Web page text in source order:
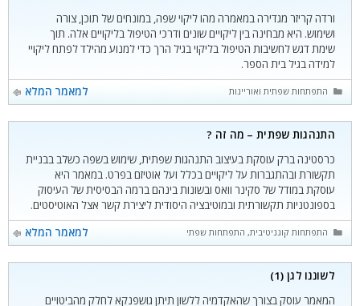
ורדה קריזר מגדירה במאמרה מהו ליקוי שפה, במונחים של תוכן, צורה
ושימוש. היא מבחינה בין ליקויים שונים ודרכי הטיפול בליקויים אלה. תוך
שימת דגש לחשיבות הטיפול בליקוי בגיל הרך כדי למנוע מהילד לפתח ליקויי
למידה בגיל בית הספר.
למאמר המלא
קטגוריות
התפתחות שפתית ואוריינות
התנהגות שפתית – מה זה ?
כרסטינה ברק עוסקת בעיצוב התנהגות שפתית, שימוש בשפה כשלב בבניית
תקשורת ובהתגברות על ליקויים בכלל ועל אוטיזם בפרט. במאמר היא
עוסקת במודל של סקינר וואס ובשונות בינהם ברמה הבסיסית של העיסוק
בספונטניות תקשורתית ובמוטיבציה היסודית ליצירת קשר אצל האוטיסטים.
למאמר המלא
קטגוריות
התפתחות קוגניטיבית, התפתחות שפתית ואוריינות
לשוננו לגן (1)
המאמר עוסק בצורך שהאקדמיה ללשון תיתן גושפנקא לחלק מהביטויים